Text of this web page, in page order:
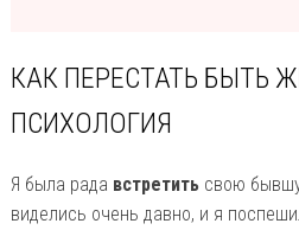
КАК ПЕРЕСТАТЬ БЫТЬ
ПСИХОЛОГИЯ
Я была рада встретитьсвою
виделись очень давно, и я